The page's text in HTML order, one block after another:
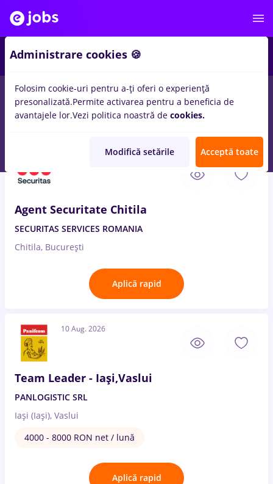
Salarii Remote (de acasă) București Cluj-
Agent Securitate Chitila
SECURITAS SERVICES ROMANIA
Chitila, București
Aplică rapid
10 Aug. 2026
Team Leader - Iași,Vaslui
PANLOGISTIC SRL
Iași (Iași), Vaslui
4000 - 8000 RON net / lună
Aplică rapid
Administrare cookies 🍪
Folosim cookie-uri pentru a-ți oferi o experiență
presonalizată.Permite activarea pentru a beneficia de
avantajele lor.Vezi politica noastră de cookies.
Modifică setările Acceptă toate